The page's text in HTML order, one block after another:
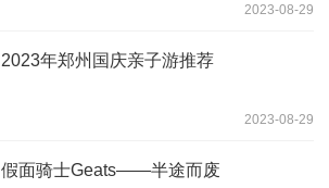
2023-08-29
2023年郑州国庆亲子游推荐
2023-08-29
假面骑士Geats——半途而废